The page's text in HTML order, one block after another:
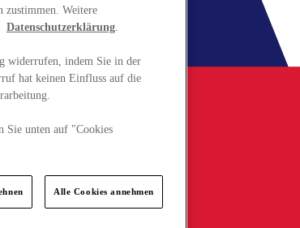
zustimmen. Weitere
Datenschutzerklärung.
widerrufen, indem Sie in der
hat keinen Einfluss auf die
Sie unten auf "Cookies
Alle Cookies annehmen